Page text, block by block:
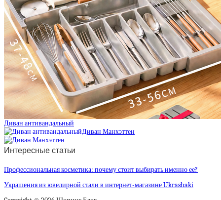
Диван антивандальный
Диван Манхэттен
Интересные статьи
Профессиональная косметика: почему стоит выбирать именно ее?
Украшения из ювелирной стали в интернет-магазине Ukrashaki